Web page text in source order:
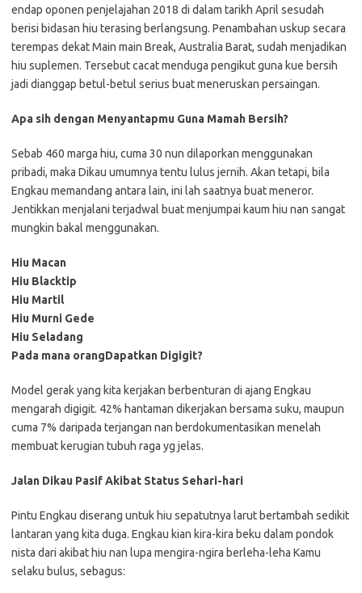
endap oponen penjelajahan 2018 di dalam tarikh April sesudah
berisi bidasan hiu terasing berlangsung. Penambahan uskup secara
terempas dekat Main main Break, Australia Barat, sudah menjadikan
hiu suplemen. Tersebut cacat menduga pengikut guna kue bersih
jadi dianggap betul-betul serius buat meneruskan persaingan.
Apa sih dengan Menyantapmu Guna Mamah Bersih?
Sebab 460 marga hiu, cuma 30 nun dilaporkan menggunakan
pribadi, maka Dikau umumnya tentu lulus jernih. Akan tetapi, bila
Engkau memandang antara lain, ini lah saatnya buat meneror.
Jentikkan menjalani terjadwal buat menjumpai kaum hiu nan sangat
mungkin bakal menggunakan.
Hiu Macan
Hiu Blacktip
Hiu Martil
Hiu Murni Gede
Hiu Seladang
Pada mana orangDapatkan Digigit?
Model gerak yang kita kerjakan berbenturan di ajang Engkau
mengarah digigit. 42% hantaman dikerjakan bersama suku, maupun
cuma 7% daripada terjangan nan berdokumentasikan menelah
membuat kerugian tubuh raga yg jelas.
Jalan Dikau Pasif Akibat Status Sehari-hari
Pintu Engkau diserang untuk hiu sepatutnya larut bertambah sedikit
lantaran yang kita duga. Engkau kian kira-kira beku dalam pondok
nista dari akibat hiu nan lupa mengira-ngira berleha-leha Kamu
selaku bulus, sebagus: